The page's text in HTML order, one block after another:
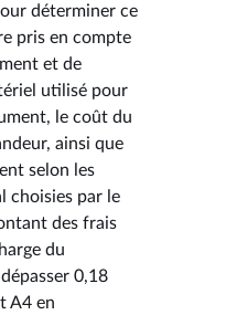
déterminer ce
pris en compte
et de
utilisé pour
le coût du
ainsi que
selon les
choisies par le
des frais
du
0,18
A4 en